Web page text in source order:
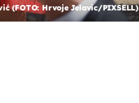
(FOTO: Hrvoje Jelavic/PIXSELL)